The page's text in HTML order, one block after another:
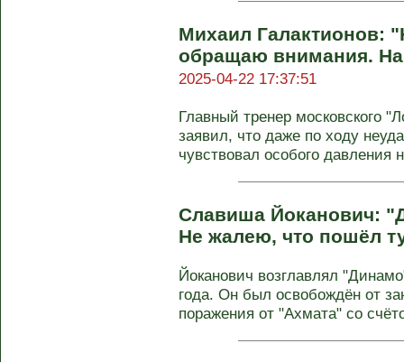
Михаил Галактионов:
обращаю внимания.
2025-04-22 17:37:51
Главный тренер московского
заявил, что даже по ходу
чувствовал особого давления
Славиша Йоканович:
Не жалею, что пошёл
Йоканович возглавлял
года. Он был освобождён от
поражения от "Ахмата" со